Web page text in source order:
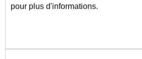
pour plus d'informations.